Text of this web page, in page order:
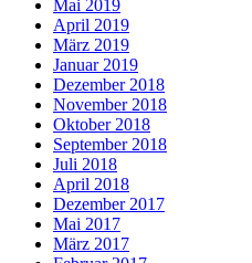
Mai 2019
April 2019
März 2019
Januar 2019
Dezember 2018
November 2018
Oktober 2018
September 2018
Juli 2018
April 2018
Dezember 2017
Mai 2017
März 2017